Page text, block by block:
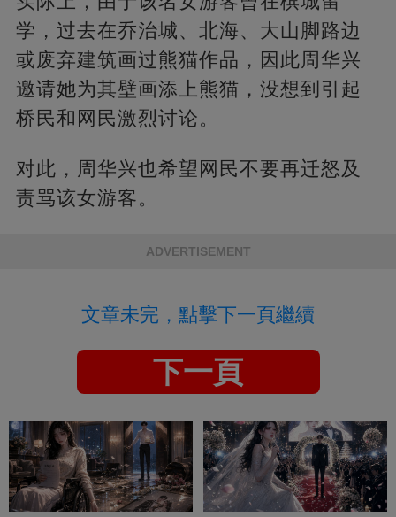
学，过去在乔治城、北海、大山脚路边
或废弃建筑画过熊猫作品，因此周华兴
邀请她为其壁画添上熊猫，没想到引起
桥民和网民激烈讨论。
对此，周华兴也希望网民不要再迁怒及
责骂该女游客。
ADVERTISEMENT
文章未完，點擊下一頁繼續
下一頁